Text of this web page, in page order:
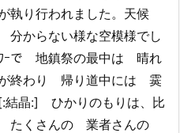
り行われました。天候
からない様な空模様でし
ﾜｰで 地鎮祭の最中は 晴れ
が終わり 帰り道中には 霙
[:結晶:] ひかりのもりは、比
たくさんの 業者さんの